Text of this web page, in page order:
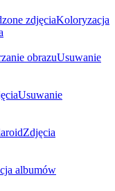
zdjęciaKoloryzacja
obrazuUsuwanie
Usuwanie
Zdjęcia
albumów